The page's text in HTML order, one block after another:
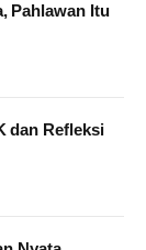
Pahlawan Itu
dan Refleksi